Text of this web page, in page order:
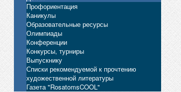
Профориентация
Каникулы
Образовательные ресурсы
Олимпиады
Конференции
Конкурсы, турниры
Выпускнику
Списки рекомендуемой к прочтению
художественной литературы
Газета "RosatomsCOOL"